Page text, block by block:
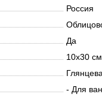
Россия
Да
10х30 см
- Для